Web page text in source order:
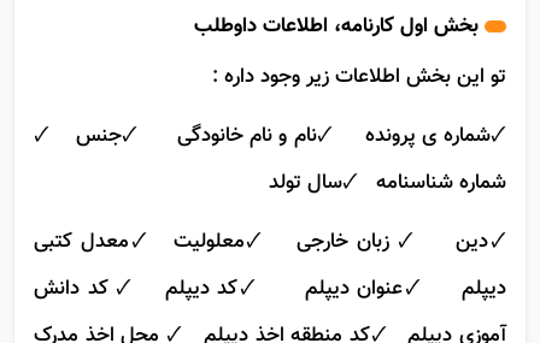
بخش اول کارنامه، اطلاعات داوطلب
تو این بخش اطلاعات زیر وجود داره :
🗸شماره ی پرونده 🗸نام و نام خانودگی 🗸جنس 🗸
شماره شناسنامه 🗸سال تولد
🗸دین 🗸 زبان خارجی 🗸معلولیت 🗸معدل کتبی
دیپلم 🗸عنوان دیپلم 🗸کد دیپلم 🗸 کد دانش